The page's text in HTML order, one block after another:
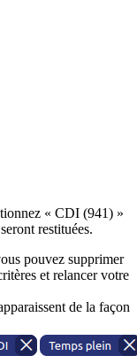
« CDI (941) »
restituées.
pouvez supprimer
et relancer votre
de la façon